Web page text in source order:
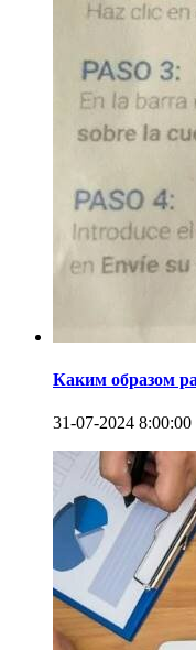
Каким образом
31-07-2024 8:00:00